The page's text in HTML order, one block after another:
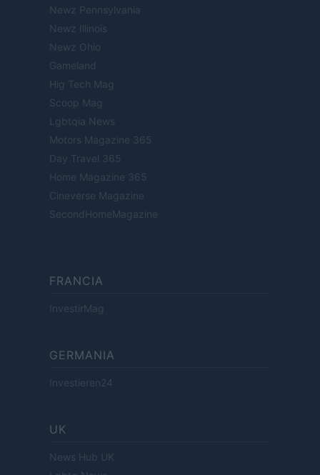
Newz Pennsylvania
Newz Illinois
Newz Ohio
Gameland
Hig Tech Mag
Scoop Mag
Lgbtqia News
Motors Magazine 365
Day Travel 365
Home Magazine 365
Cineverse Magazine
SecondHomeMagazine
FRANCIA
InvestirMag
GERMANIA
Investieren24
UK
News Hub UK